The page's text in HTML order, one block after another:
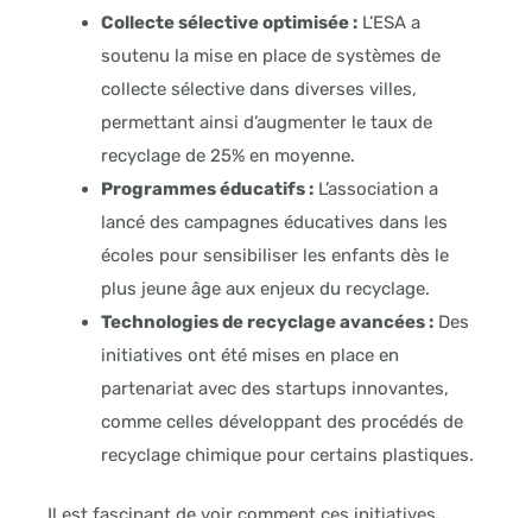
Collecte sélective optimisée : L’ESA a
soutenu la mise en place de systèmes de
collecte sélective dans diverses villes,
permettant ainsi d’augmenter le taux de
recyclage de 25% en moyenne.
Programmes éducatifs : L’association a
lancé des campagnes éducatives dans les
écoles pour sensibiliser les enfants dès le
plus jeune âge aux enjeux du recyclage.
Technologies de recyclage avancées : Des
initiatives ont été mises en place en
partenariat avec des startups innovantes,
comme celles développant des procédés de
recyclage chimique pour certains plastiques.